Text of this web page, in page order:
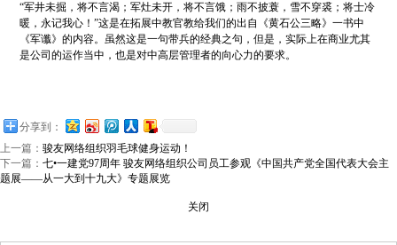
“军井未掘，将不言渴；军灶未开，将不言饿；雨不披蓑，雪不穿裘；将士冷
暖，永记我心！”这是在拓展中教官教给我们的出自《黄石公三略》一书中
《军谶》的内容。虽然这是一句带兵的经典之句，但是，实际上在商业尤其
是公司的运作当中，也是对中高层管理者的向心力的要求。
分享到：
上一篇： 骏友网络组织羽毛球健身运动！
下一篇： 七•一建党97周年 骏友网络组织公司员工参观《中国共产党全国代表大会主
题展——从一大到十九大》专题展览
关闭